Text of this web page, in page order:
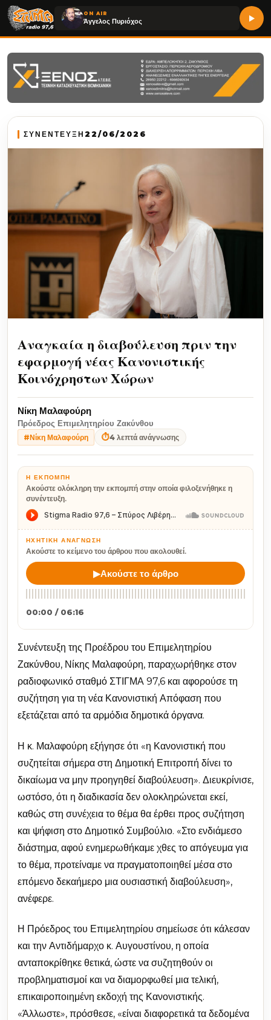
ON AIR
Άγγελος Πυριόχος
ΣΥΝΕΝΤΕΥΞΗ 22/06/2026
Αναγκαία η διαβούλευση πριν την
εφαρμογή νέας Κανονιστικής
Κοινόχρηστων Χώρων
Νίκη Μαλαφούρη
Πρόεδρος Επιμελητηρίου Ζακύνθου
#Νίκη Μαλαφούρη ⏱4 λεπτά ανάγνωσης
Η ΕΚΠΟΜΠΉ
Ακούστε ολόκληρη την εκπομπή στην οποία φιλοξενήθηκε η
συνέντευξη.
ΗΧΗΤΙΚΉ ΑΝΆΓΝΩΣΗ
Ακούστε το κείμενο του άρθρου που ακολουθεί.
▶Ακούστε το άρθρο
00:00 / 06:16
Συνέντευξη της Προέδρου του Επιμελητηρίου
Ζακύνθου, Νίκης Μαλαφούρη, παραχωρήθηκε στον
ραδιοφωνικό σταθμό ΣΤΙΓΜΑ 97,6 και αφορούσε τη
συζήτηση για τη νέα Κανονιστική Απόφαση που
εξετάζεται από τα αρμόδια δημοτικά όργανα.
Η κ. Μαλαφούρη εξήγησε ότι «η Κανονιστική που
συζητείται σήμερα στη Δημοτική Επιτροπή δίνει το
δικαίωμα να μην προηγηθεί διαβούλευση». Διευκρίνισε,
ωστόσο, ότι η διαδικασία δεν ολοκληρώνεται εκεί,
καθώς στη συνέχεια το θέμα θα έρθει προς συζήτηση
και ψήφιση στο Δημοτικό Συμβούλιο. «Στο ενδιάμεσο
διάστημα, αφού ενημερωθήκαμε χθες το απόγευμα για
το θέμα, προτείναμε να πραγματοποιηθεί μέσα στο
επόμενο δεκαήμερο μια ουσιαστική διαβούλευση»,
ανέφερε.
Η Πρόεδρος του Επιμελητηρίου σημείωσε ότι κάλεσαν
και την Αντιδήμαρχο κ. Αυγουστίνου, η οποία
ανταποκρίθηκε θετικά, ώστε να συζητηθούν οι
προβληματισμοί και να διαμορφωθεί μια τελική,
επικαιροποιημένη εκδοχή της Κανονιστικής.
«Άλλωστε», πρόσθεσε, «είναι διαφορετικά τα δεδομένα